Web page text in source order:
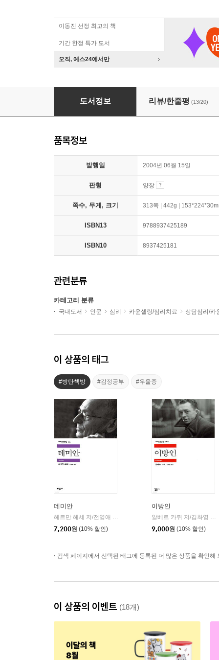
이동진 선정 최고의 책
기간 한정 특가 도서
오직, 예스24에서만
한낮의 우울
도서정보 리뷰/한줄평 (13/20)
품목정보
발행일 2004년 06월 15일
판형 양장
쪽수, 무게, 크기 313쪽 | 442g |
ISBN13 9788937425189
ISBN10 8937425181
관련분류
카테고리 분류
국내도서 인문 심리 카운셀링/심리치료 상담심리/카
이 상품의 태그
#방탄책방 #감정공부 #우울증
데미안
헤르만 헤세 저/전영애 역
7,200원 (10% 할인)
이방인
알베르 카뮈 저/김화영 역
9,000원 (10% 할인)
검색 페이지에서 선택된 태그에 등록된 더 많은 상품을 확인해
이 상품의 이벤트 (18개)